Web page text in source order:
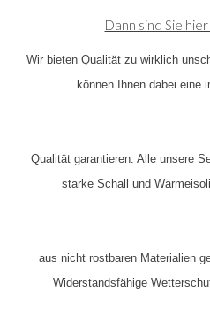
Dann sind Sie
Wir bieten Qualität zu wirklich
können Ihnen dabei eine
Qualität garantieren. Alle unsere
starke Schall und
aus nicht rostbaren Materialien
Widerstandsfähige